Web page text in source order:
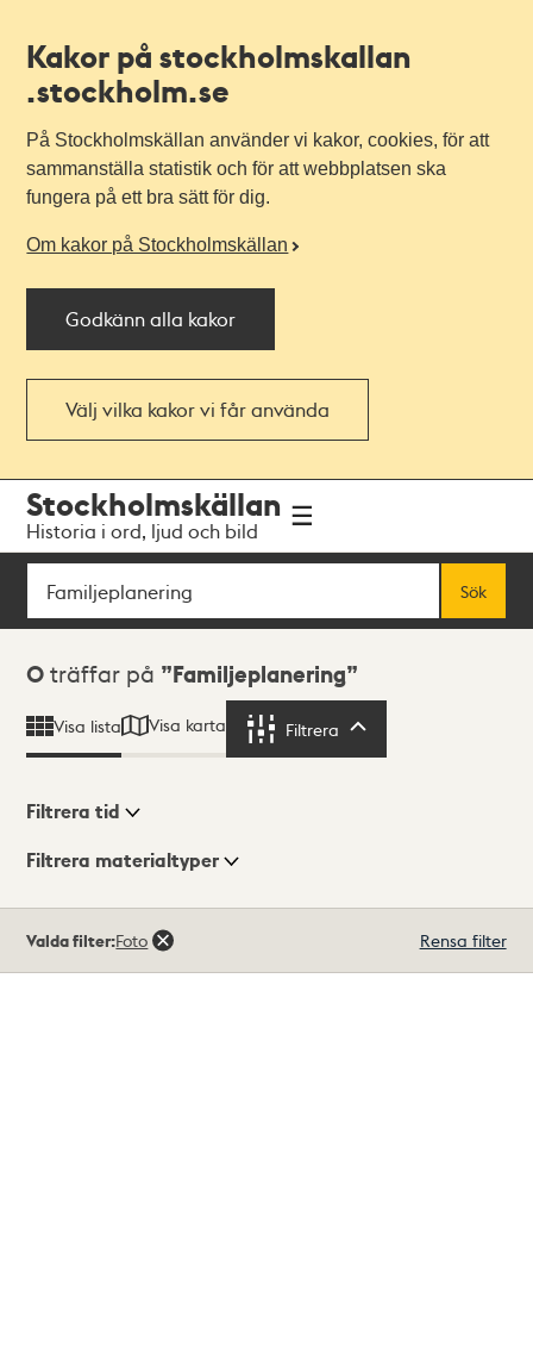
Kakor på stockholmskallan
.stockholm.se
På Stockholmskällan använder vi kakor, cookies, för att
sammanställa statistik och för att webbplatsen ska
fungera på ett bra sätt för dig.
Om kakor på Stockholmskällan
Godkänn alla kakor
Välj vilka kakor vi får använda
navigationen
huvudinnehållet
Stockholmskällan
Historia i ord, ljud och bild
Sök
Sök
Sökresultat
0 träffar på Familjeplanering
Visa lista Visa karta Filtrera
Visningsläge
Filtrera tid
Filtrera materialtyper
träffar
Valda filter:Foto Rensa filter